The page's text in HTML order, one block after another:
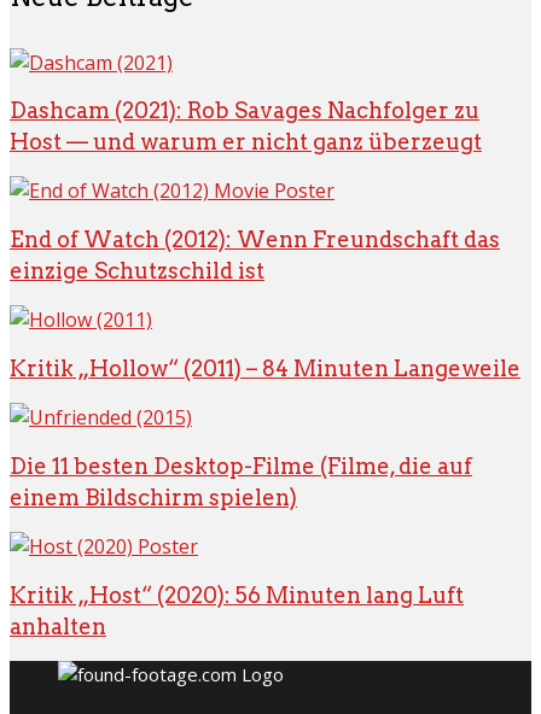
Dashcam (2021): Rob Savages Nachfolger zu
Host — und warum er nicht ganz überzeugt
End of Watch (2012): Wenn Freundschaft das
einzige Schutzschild ist
Kritik „Hollow“ (2011) – 84 Minuten Langeweile
Die 11 besten Desktop-Filme (Filme, die auf
einem Bildschirm spielen)
Kritik „Host“ (2020): 56 Minuten lang Luft
anhalten